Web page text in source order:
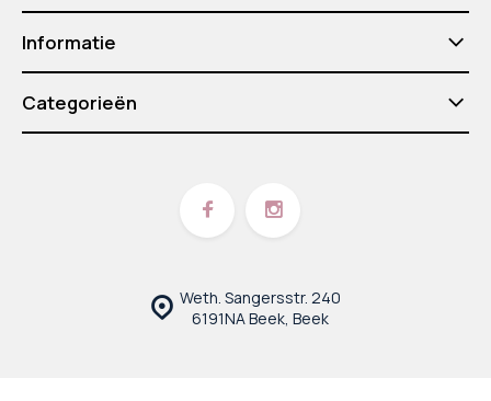
Informatie
Categorieën
Weth. Sangersstr. 240
6191NA Beek, Beek